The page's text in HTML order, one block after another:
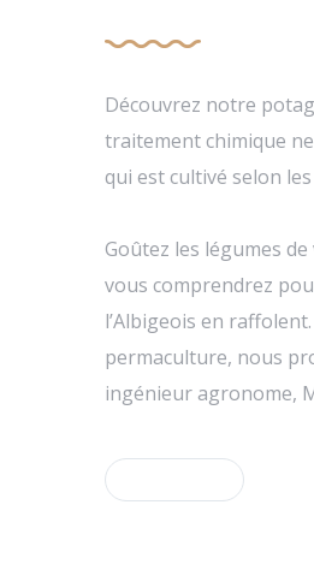
Découvrez notre
traitement chimique
qui est cultivé selon
Goûtez les légumes
vous comprendrez
l’Albigeois en
permaculture, nous
ingénieur agronome,